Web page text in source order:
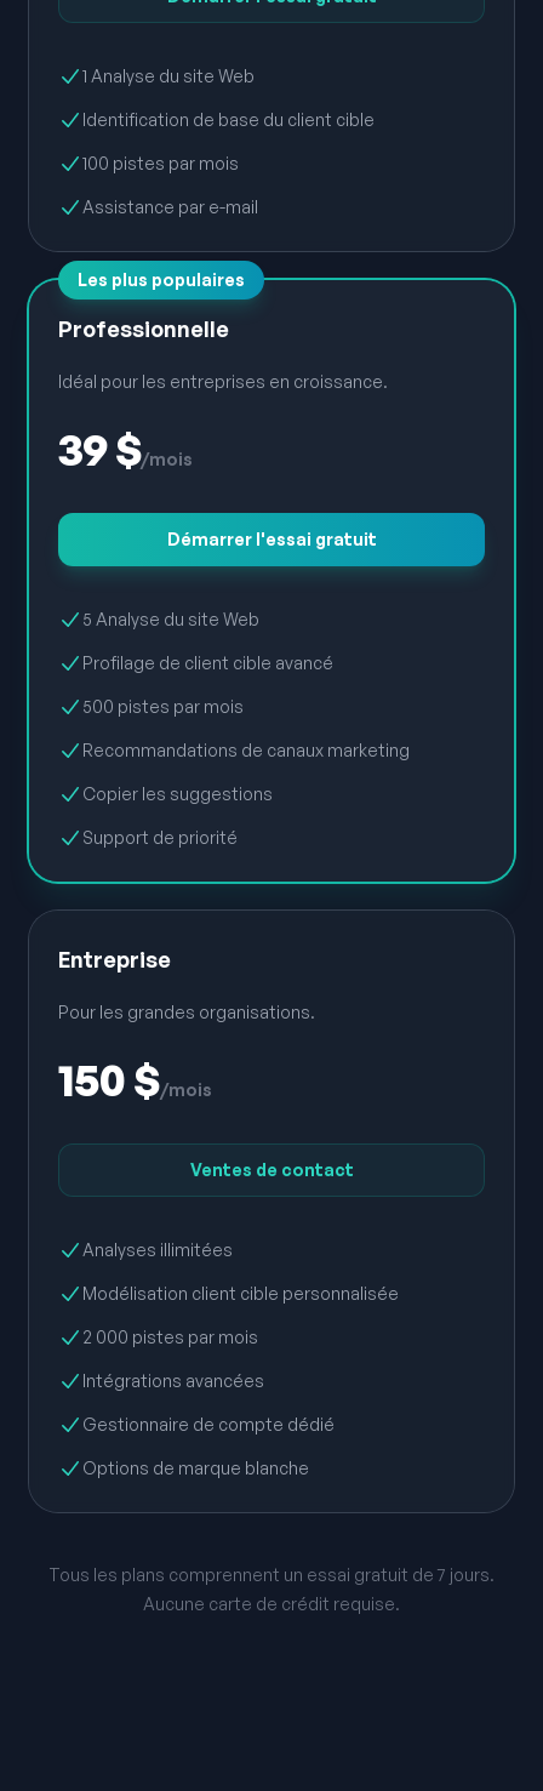
1 Analyse du site Web
Identification de base du client cible
100 pistes par mois
Assistance par e-mail
Les plus populaires
Professionnelle
Idéal pour les entreprises en croissance.
39 $/mois
Démarrer l'essai gratuit
5 Analyse du site Web
Profilage de client cible avancé
500 pistes par mois
Recommandations de canaux marketing
Copier les suggestions
Support de priorité
Entreprise
Pour les grandes organisations.
150 $/mois
Ventes de contact
Analyses illimitées
Modélisation client cible personnalisée
2 000 pistes par mois
Intégrations avancées
Gestionnaire de compte dédié
Options de marque blanche
Tous les plans comprennent un essai gratuit de 7 jours.
Aucune carte de crédit requise.